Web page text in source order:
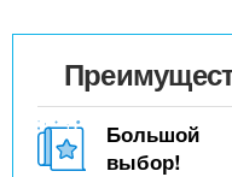
Большой
выбор!